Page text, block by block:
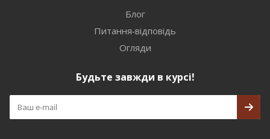
Блог
Питання-відповідь
Огляди
Будьте завжди в курсі!